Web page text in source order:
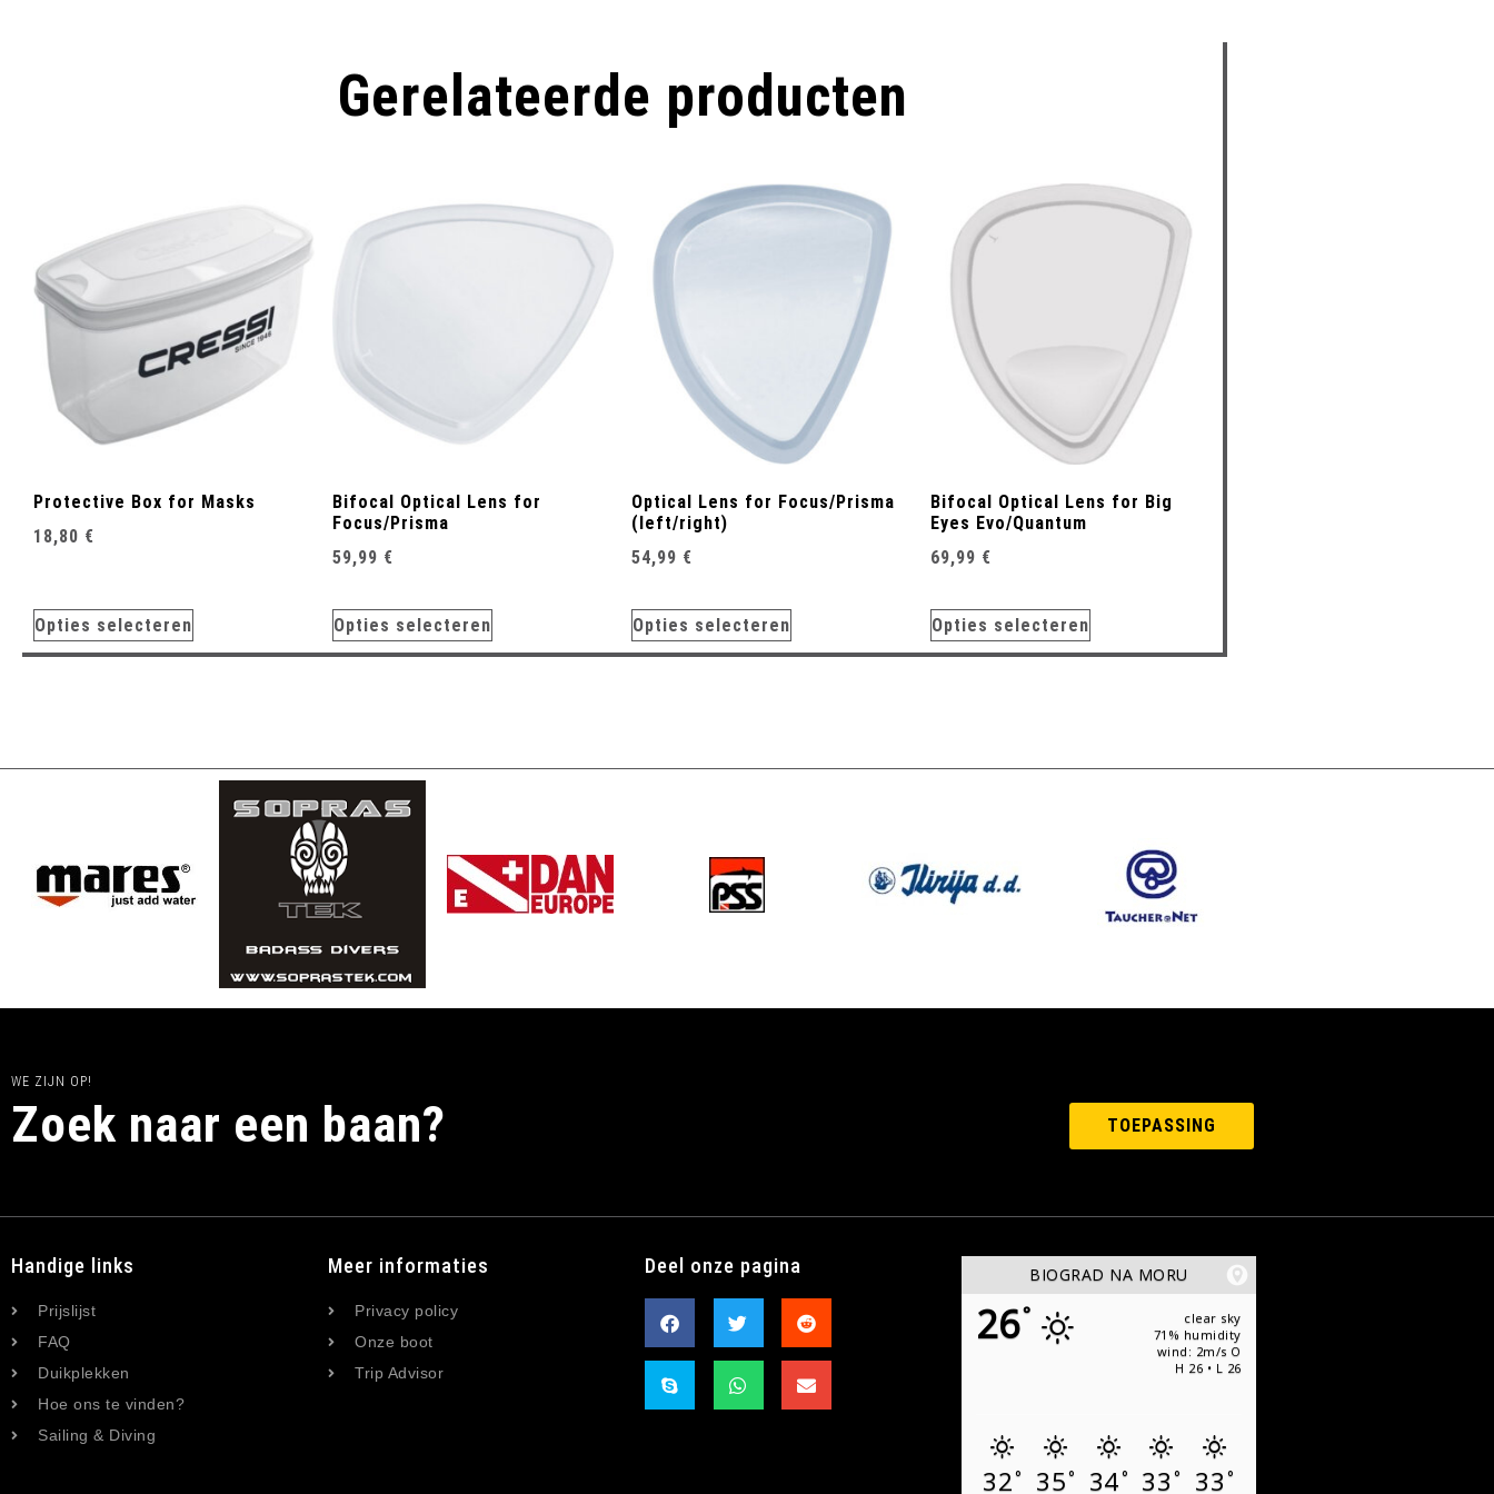
Gerelateerde producten
Protective Box for Masks
18,80 €
Opties selecteren
Bifocal Optical Lens for
Focus/Prisma
59,99 €
Opties selecteren
Optical Lens for Focus/Prisma
(left/right)
54,99 €
Opties selecteren
Bifocal Optical Lens for Big
Eyes Evo/Quantum
69,99 €
Opties selecteren
WE ZIJN OP!
Zoek naar een baan? TOEPASSING
Handige links
Prijslijst
FAQ
Duikplekken
Hoe ons te vinden?
Sailing & Diving
Meer informaties
Privacy policy
Onze boot
Trip Advisor
Deel onze pagina BIOGRAD NA MORU
26°
clear sky
71% humidity
wind: 2m/s O
H 26 • L 26
32° 35° 34° 33 ° 33 °